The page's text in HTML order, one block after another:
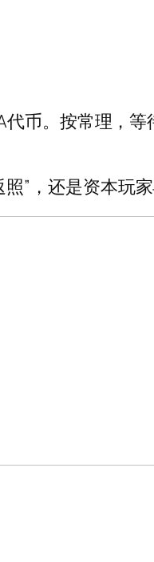
币。按常理，
”，还是资本玩